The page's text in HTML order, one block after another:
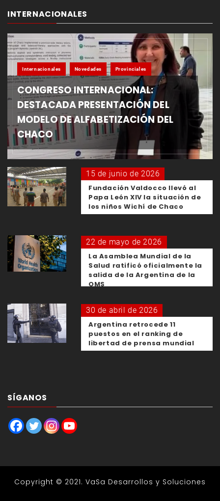
INTERNACIONALES
Internacionales Novedades Provinciales
CONGRESO INTERNACIONAL:
DESTACADA PRESENTACIÓN DEL
MODELO DE ALFABETIZACIÓN DEL
CHACO
15 de junio de 2026
Fundación Valdocco llevó al
Papa León XIV la situación de
los niños Wichí de Chaco
22 de mayo de 2026
La Asamblea Mundial de la
Salud ratificó oficialmente la
salida de la Argentina de la
OMS
30 de abril de 2026
Argentina retrocede 11
puestos en el ranking de
libertad de prensa mundial
SÍGANOS
Copyright © 2021. VaSa Desarrollos y Soluciones